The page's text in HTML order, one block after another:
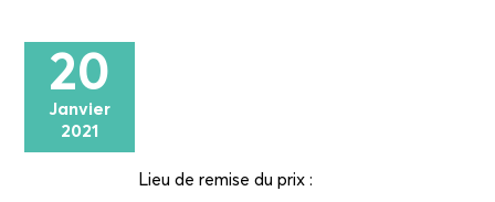
20
Janvier
2021
Lieu de remise du prix :